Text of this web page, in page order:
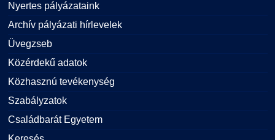
Nyertes pályázataink
Archív pályázati hírlevelek
Üvegzseb
Közérdekű adatok
Közhasznú tevékenység
Szabályzatok
Családbarát Egyetem